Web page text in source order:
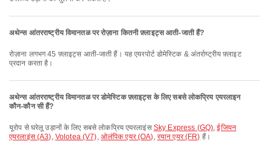
अथेन्स आंतरराष्ट्रीय विमानतळ पर रोज़ाना कितनी फ़्लाइट्स आती-जाती हैं?
रोज़ाना लगभग 45 फ़्लाइट्स आती-जाती हैं। यह एयरपोर्ट डोमेस्टिक & अंतर्राष्ट्रीय फ़्लाइट
प्रदान करता है।
अथेन्स आंतरराष्ट्रीय विमानतळ पर डोमेस्टिक फ़्लाइट्स के लिए सबसे लोकप्रिय एयरलाइन
कौन-कौन सी हैं?
यूरोप से घरेलू उड़ानों के लिए सबसे लोकप्रिय एयरलाइंस Sky Express (GQ),ईजियन
एयरलाइंस (A3), Volotea (V7), ओलंपिक एयर (OA), रयान एयर (FR) हैं।